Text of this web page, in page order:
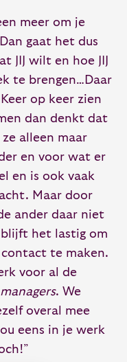
meer om je
gaat het dus
wilt en hoe JIJ
te brengen…Daar
op keer zien
dan denkt dat
alleen maar
en voor wat er
en is ook vaak
Maar door
ander daar niet
het lastig om
te maken.
voor al de
managers. We
overal mee
eens in je werk